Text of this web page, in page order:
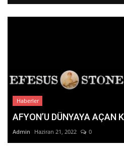
Haberler
AFYON’U DÜNYAYA AÇAN
Admin Haziran 21, 2022 0